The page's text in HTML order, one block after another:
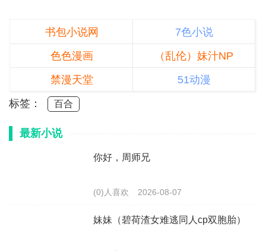
书包小说网
7色小说
色色漫画
（乱伦）妹汁NP
禁漫天堂
51动漫
标签：
百合
最新小说
你好，周师兄
(0)人喜欢 2026-08-07
妹妹（碧荷渣女难逃同人cp双胞胎）